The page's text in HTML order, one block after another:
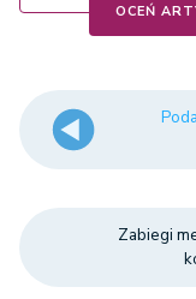
OCEŃ
Zabiegi